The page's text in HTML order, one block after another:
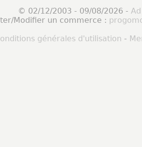
© 02/12/2003 - 09/08/2026 -
Modifier un commerce :
générales d'utilisation -